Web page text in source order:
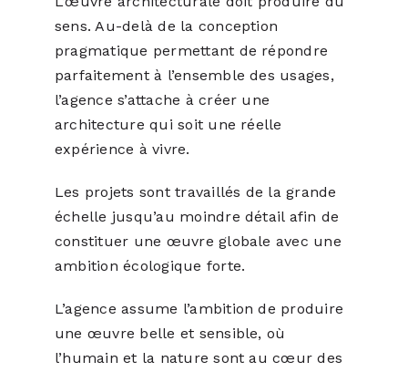
sens. Au-delà de la conception
pragmatique permettant de répondre
parfaitement à l’ensemble des usages,
l’agence s’attache à créer une
architecture qui soit une réelle
expérience à vivre.
Les projets sont travaillés de la grande
échelle jusqu’au moindre détail afin de
constituer une œuvre globale avec une
ambition écologique forte.
L’agence assume l’ambition de produire
une œuvre belle et sensible, où
l’humain et la nature sont au cœur des